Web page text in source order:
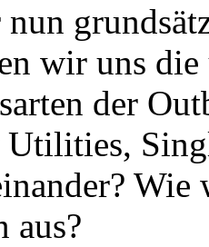
wir uns
der
Utilities,
aus?